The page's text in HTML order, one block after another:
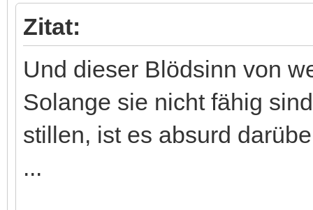
Zitat:
Und dieser Blödsinn von
Solange sie nicht fähig
stillen, ist es absurd
...